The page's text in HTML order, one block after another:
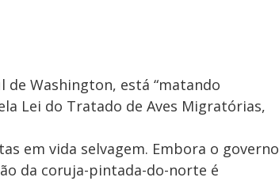
Washington, está “matando
Lei do Tratado de Aves Migratórias,
em vida selvagem. Embora o governo
da coruja-pintada-do-norte é